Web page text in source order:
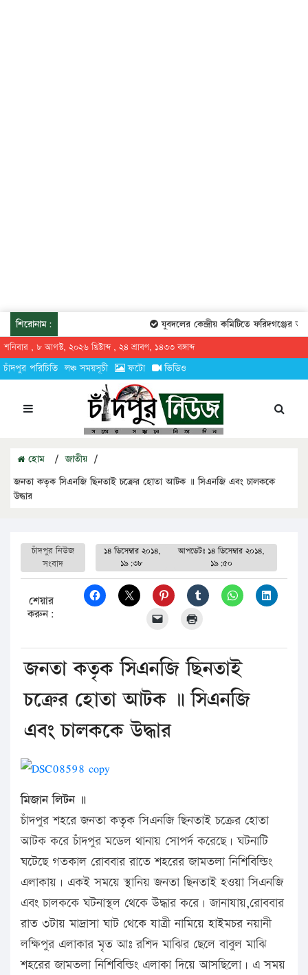
শিরোনাম: যুবদলের কেন্দ্রীয় কমিটিতে ফরিদগঞ্জের
শনিবার , ৮ আগস্ট, ২০২৬ খ্রিষ্টাব্দ , ২৪ শ্রাবণ, ১৪৩৩ বঙ্গাব্দ
চাঁদপুর পরিচিতি লঞ্চ সময়সূচী ফটো ভিডিও
হোম / জাতীয় /
জনতা কতৃক সিএনজি ছিনতাই চক্রের হোতা আটক ॥ সিএনজি এবং চালককে
উদ্ধার
চাঁদপুর নিউজ
সংবাদ
১৪ ডিসেম্বার ২০১৪,
১৯:৩৮
আপডেটঃ ১৪ ডিসেম্বার ২০১৪,
১৯:৫০
শেয়ার
করুন:
জনতা কতৃক সিএনজি ছিনতাই
চক্রের হোতা আটক ॥ সিএনজি
এবং চালককে উদ্ধার
মিজান লিটন ॥
চাঁদপুর শহরে জনতা কতৃক সিএনজি ছিনতাই চক্রের হোতা
আটক করে চাঁদপুর মডেল থানায় সোপর্দ করেছে। ঘটনাটি
ঘটেছে গতকাল রোববার রাতে শহরের জামতলা নিশিবিল্ডিং
এলাকায়। একই সময়ে স্থানিয় জনতা ছিনতাই হওয়া সিএনজি
এবং চালককে ঘটনাস্থল থেকে উদ্ধার করে। জানাযায়,রোববার
রাত ৩টায় মাদ্রাসা ঘাট থেকে যাত্রী নামিয়ে হাইমচর নয়ানী
লক্ষিপুর এলাকার মৃত আঃ রশিদ মাঝির ছেলে বাবুল মাঝি
শহরের জামতলা নিশিবিল্ডিং এলাকা দিয়ে আসছিলো। এ সময়